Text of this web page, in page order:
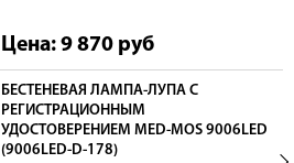
Цена: 9 870 руб
БЕСТЕНЕВАЯ ЛАМПА-ЛУПА С
РЕГИСТРАЦИОННЫМ
УДОСТОВЕРЕНИЕМ MED-MOS 9006LED
(9006LED-D-178)